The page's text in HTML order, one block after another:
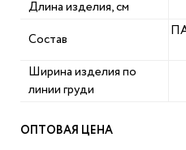
ОПТОВАЯ ЦЕНА
Длина изделия, см
Состав
Ширина изделия по
линии груди